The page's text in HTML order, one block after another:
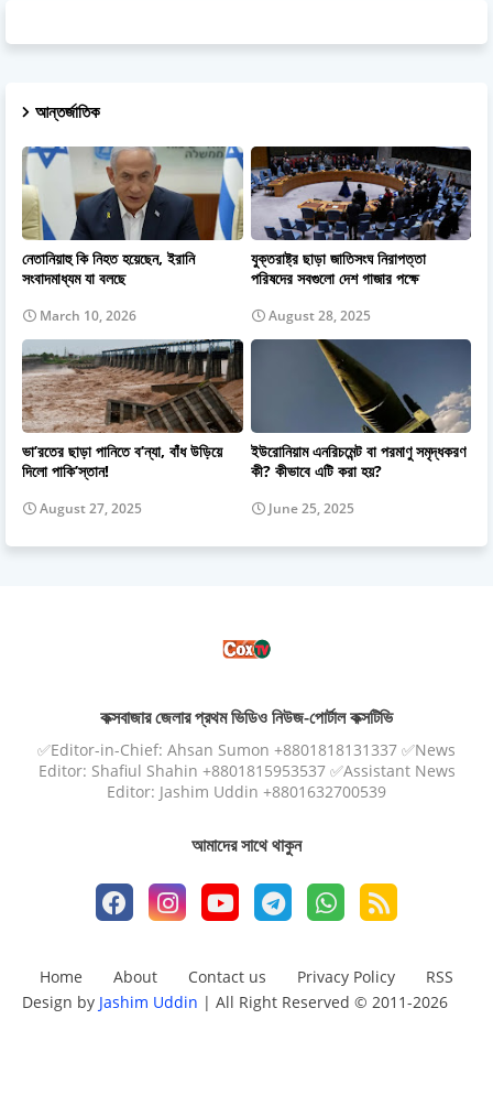
আন্তর্জাতিক
নেতানিয়াহু কি নিহত হয়েছেন, ইরানি
সংবাদমাধ্যম যা বলছে
March 10, 2026
যুক্তরাষ্ট্র ছাড়া জাতিসংঘ নিরাপত্তা
পরিষদের সবগুলো দেশ গাজার পক্ষে
August 28, 2025
ভা’রতের ছাড়া পানিতে ব’ন্যা, বাঁধ উড়িয়ে
দিলো পাকি’স্তান!
August 27, 2025
ইউরোনিয়াম এনরিচমেন্ট বা পরমাণু সমৃদ্ধকরণ
কী? কীভাবে এটি করা হয়?
June 25, 2025
কক্সবাজার জেলার প্রথম ভিডিও নিউজ-পোর্টাল কক্সটিভি
✅Editor-in-Chief: Ahsan Sumon +8801818131337 ✅News
Editor: Shafiul Shahin +8801815953537 ✅Assistant News
Editor: Jashim Uddin +8801632700539
আমাদের সাথে থাকুন
Home About Contact us Privacy Policy
RSS
Design by Jashim Uddin | All Right Reserved © 2011-2026